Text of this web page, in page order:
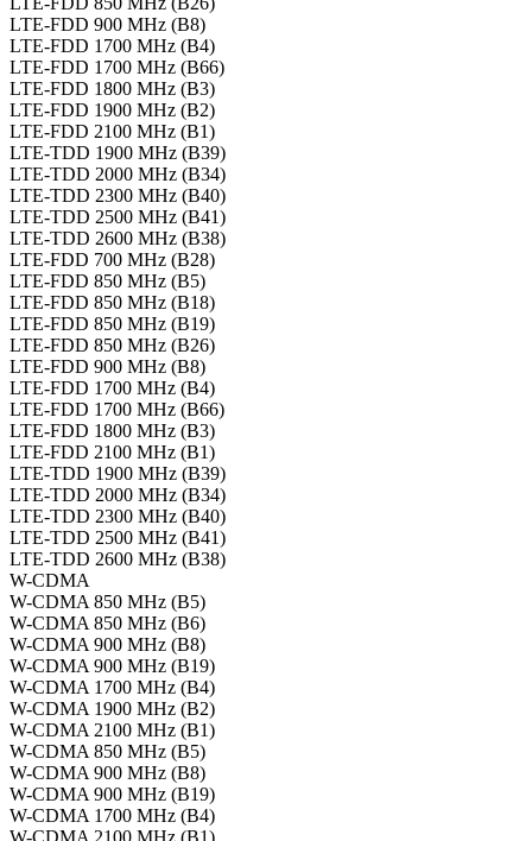
LTE-FDD 900 MHz (B8)
LTE-FDD 1700 MHz (B4)
LTE-FDD 1700 MHz (B66)
LTE-FDD 1800 MHz (B3)
LTE-FDD 1900 MHz (B2)
LTE-FDD 2100 MHz (B1)
LTE-TDD 1900 MHz (B39)
LTE-TDD 2000 MHz (B34)
LTE-TDD 2300 MHz (B40)
LTE-TDD 2500 MHz (B41)
LTE-TDD 2600 MHz (B38)
LTE-FDD 700 MHz (B28)
LTE-FDD 850 MHz (B5)
LTE-FDD 850 MHz (B18)
LTE-FDD 850 MHz (B19)
LTE-FDD 850 MHz (B26)
LTE-FDD 900 MHz (B8)
LTE-FDD 1700 MHz (B4)
LTE-FDD 1700 MHz (B66)
LTE-FDD 1800 MHz (B3)
LTE-FDD 2100 MHz (B1)
LTE-TDD 1900 MHz (B39)
LTE-TDD 2000 MHz (B34)
LTE-TDD 2300 MHz (B40)
LTE-TDD 2500 MHz (B41)
LTE-TDD 2600 MHz (B38)
W-CDMA
W-CDMA 850 MHz (B5)
W-CDMA 850 MHz (B6)
W-CDMA 900 MHz (B8)
W-CDMA 900 MHz (B19)
W-CDMA 1700 MHz (B4)
W-CDMA 1900 MHz (B2)
W-CDMA 2100 MHz (B1)
W-CDMA 850 MHz (B5)
W-CDMA 900 MHz (B8)
W-CDMA 900 MHz (B19)
W-CDMA 1700 MHz (B4)